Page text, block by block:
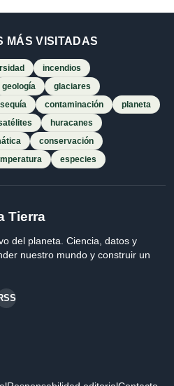
MÁS VISITADAS
incendios
geología
glaciares
sequía contaminación
planeta
huracanes
conservación
especies
Tierra
del planeta. Ciencia, datos y
nuestro mundo y construir un